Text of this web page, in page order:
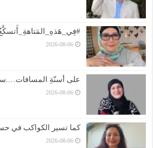
2026-08-06
على أسنّةِ
2026-08-06
كما تسير الكواكب في
2026-08-06